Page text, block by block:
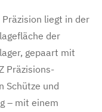
liegt in der
der
gepaart mit
Präzisions-
Schütze und
– mit einem